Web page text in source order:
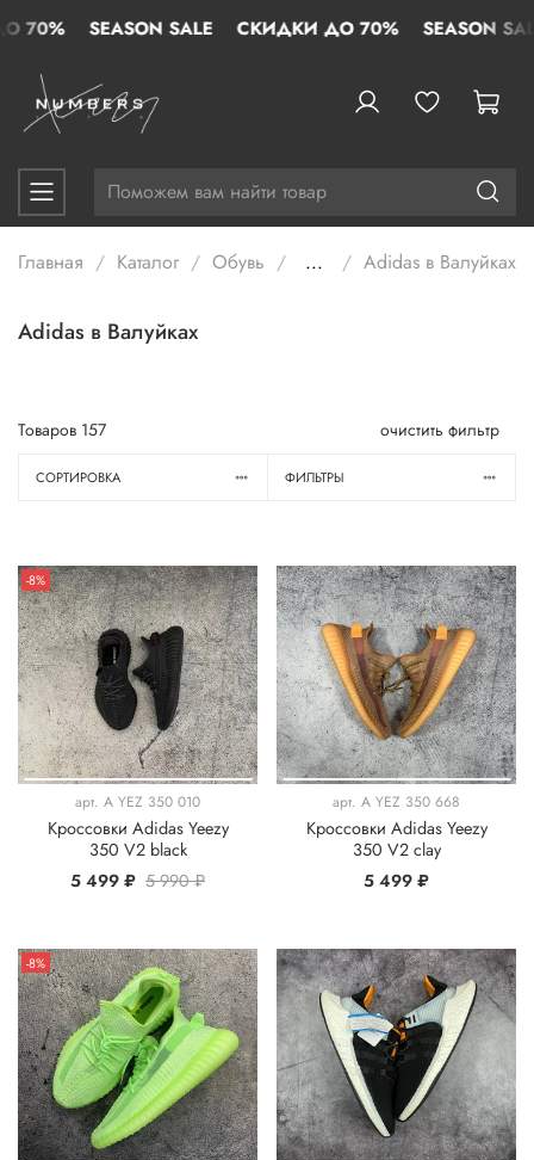
SEASON SALE СКИДКИ ДО 70% SEASON SALE
Главная Каталог Обувь ... Adidas в Валуйках
Adidas в Валуйках
Товаров 157 очистить фильтр
СОРТИРОВКА ФИЛЬТРЫ
-8%
арт. A YEZ 350 010
Кроссовки Adidas Yeezy
350 V2 black
5 499 ₽ 5 990 ₽
арт. A YEZ 350 668
Кроссовки Adidas Yeezy
350 V2 clay
5 499 ₽
-8%